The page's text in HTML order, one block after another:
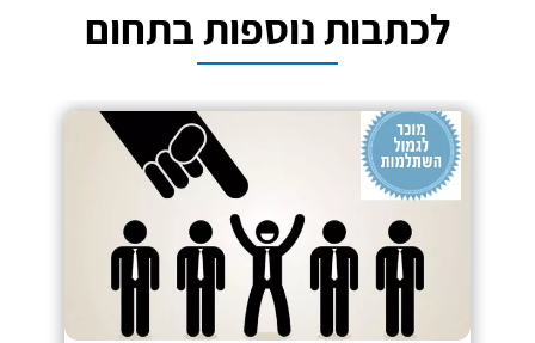
לכתבות נוספות בתחום